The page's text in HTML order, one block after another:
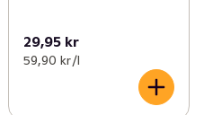
29,95 kr
59,90 kr /l